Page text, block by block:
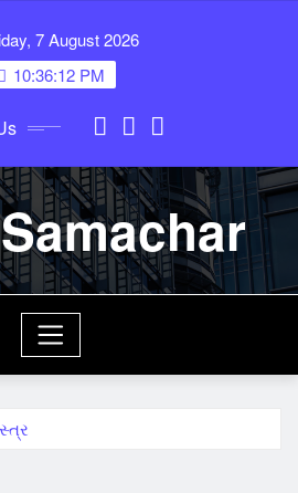
7 August 2026
10:36:12 PM